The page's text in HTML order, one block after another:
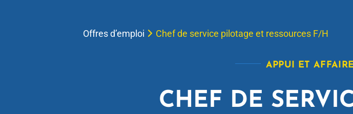
Offres d’emploi Chef de service pilotage et ressources F/H
CHEF DE
APPUI ET